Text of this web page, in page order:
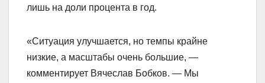
лишь на доли процента в год.
«Ситуация улучшается, но темпы крайне
низкие, а масштабы очень большие, —
комментирует Вячеслав Бобков. — Мы